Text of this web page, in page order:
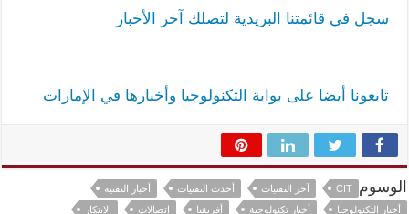
سجل في قائمتنا البريدية لتصلك آخر الأخبار
تابعونا أيضا على بوابة التكنولوجيا وأخبارها في الإمارات
الوسوم CIT آخر التقنيات أحدث التقنيات
أخبار التقنية
أخبار التكنولوجيا
أخبار تكنولوجية أفريقيا اتصالات
الابتكار